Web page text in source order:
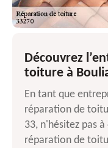
Découvrez
toiture à
En tant que
réparation de
33, n'hésitez pas
réparation de